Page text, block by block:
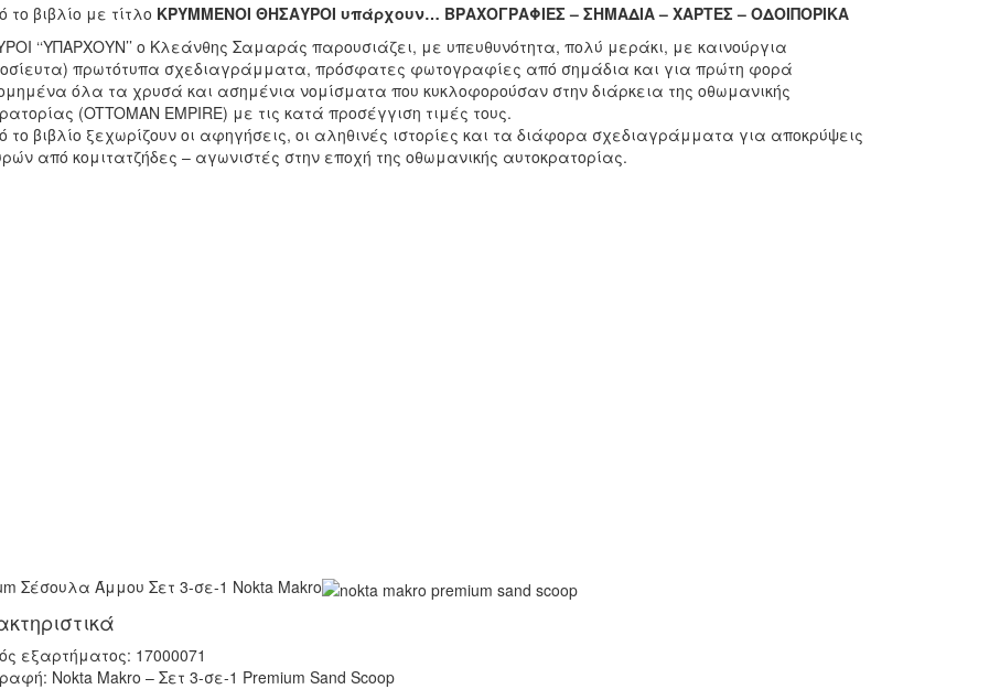
το βιβλίο με τίτλο ΚΡΥΜΜΕΝΟΙ ΘΗΣΑΥΡΟΙ υπάρχουν… ΒΡΑΧΟΓΡΑΦΙΕΣ – ΣΗΜΑΔΙΑ – ΧΑΡΤΕΣ – ΟΔΟΙΠΟΡΙΚΑ
‘‘ΥΠΑΡΧΟΥΝ’’ ο Κλεάνθης Σαμαράς παρουσιάζει, με υπευθυνότητα, πολύ μεράκι, με καινούργια
πρωτότυπα σχεδιαγράμματα, πρόσφατες φωτογραφίες από σημάδια και για πρώτη φορά
όλα τα χρυσά και ασημένια νομίσματα που κυκλοφορούσαν στην διάρκεια της οθωμανικής
(OTTOMAN EMPIRE) με τις κατά προσέγγιση τιμές τους.
το βιβλίο ξεχωρίζουν οι αφηγήσεις, οι αληθινές ιστορίες και τα διάφορα σχεδιαγράμματα για αποκρύψεις
από κομιτατζήδες – αγωνιστές στην εποχή της οθωμανικής αυτοκρατορίας.
Σέσουλα Άμμου Σετ 3-σε-1 Nokta Makro
εξαρτήματος: 17000071
Nokta Makro – Σετ 3-σε-1 Premium Sand Scoop